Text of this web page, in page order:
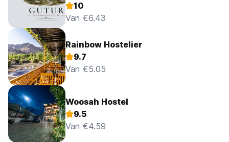
10
Van €6.43
Rainbow Hostelier
9.7
Van €5.05
Woosah Hostel
9.5
Van €4.59